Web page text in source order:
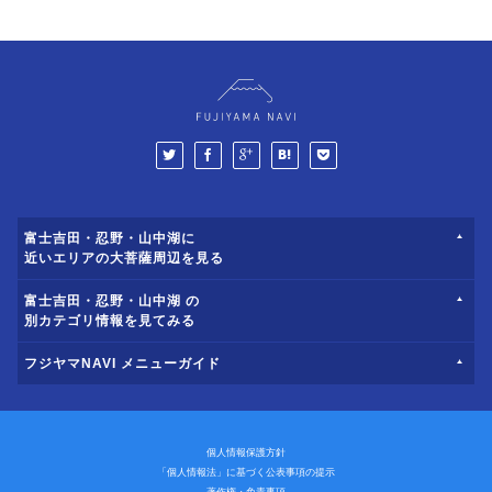
富士吉田・忍野・山中湖に
近いエリアの大菩薩周辺を見る
富士吉田・忍野・山中湖 の
別カテゴリ情報を見てみる
フジヤマNAVI メニューガイド
個人情報保護方針
「個人情報法」に基づく公表事項の提示